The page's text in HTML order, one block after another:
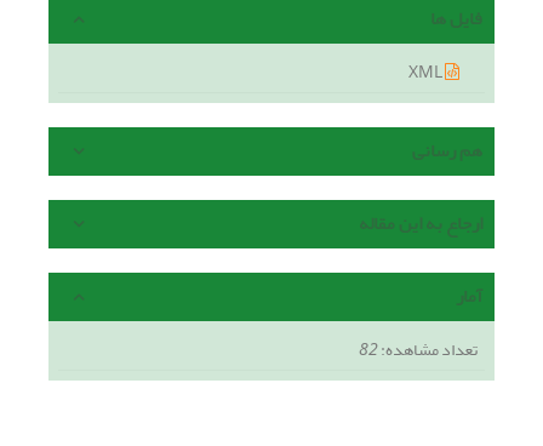
فایل ها
هم رسانی
ارجاع به این مقاله
آمار
تعداد مشاهده:82